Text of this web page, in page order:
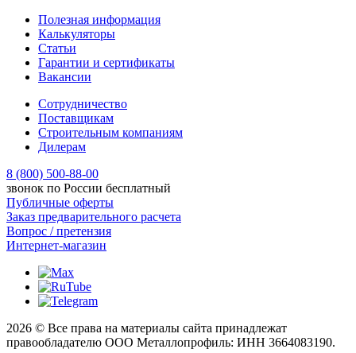
Полезная информация
Калькуляторы
Статьи
Гарантии и сертификаты
Вакансии
Сотрудничество
Поставщикам
Строительным компаниям
Дилерам
8 (800) 500-88-00
звонок по России бесплатный
Публичные оферты
Заказ предварительного расчета
Вопрос / претензия
Интернет-магазин
2026 © Все права на материалы сайта принадлежат
правообладателю ООО Металлопрофиль: ИНН 3664083190.